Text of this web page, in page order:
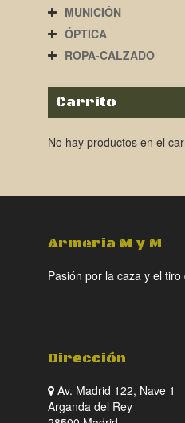
MUNICIÓN
ÓPTICA
ROPA-CALZADO
Carrito
No hay productos en el
Armeria M y M
Pasión por la caza y el
Dirección
Av. Madrid 122, Nave 1
Arganda del Rey